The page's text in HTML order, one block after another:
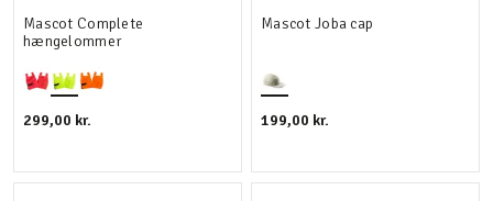
Mascot Complete
hængelommer
299,00 kr.
Mascot Joba cap
199,00 kr.